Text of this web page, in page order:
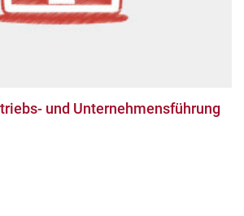
und Unternehmensführung